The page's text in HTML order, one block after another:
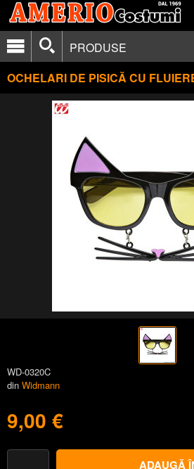
PRODUSE
OCHELARI DE PISICĂ CU
WD-0320C
din Widmann
9,00 €